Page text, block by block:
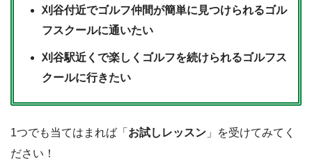
刈谷付近でゴルフ仲間が簡単に見つけられるゴル
フスクールに通いたい
刈谷駅近くで楽しくゴルフを続けられるゴルフス
クールに行きたい
1つでも当てはまれば「 お試しレッスン 」を受けてみてく
ださい！